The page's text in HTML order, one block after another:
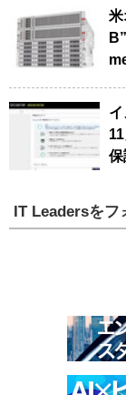
米
保
IT Leadersをフ